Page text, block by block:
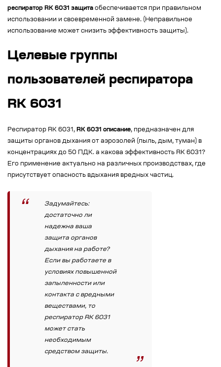
респиратор RK 6031 защита обеспечивается при правильном
использовании и своевременной замене. (Неправильное
использование может снизить эффективность защиты).
Целевые группы
пользователей респиратора
RK 6031
Респиратор RK 6031, RK 6031 описание, предназначен для
защиты органов дыхания от аэрозолей (пыль, дым, туман) в
концентрациях до 50 ПДК. а какова эффективность RK 6031?
Его применение актуально на различных производствах, где
присутствует опасность вдыхания вредных частиц.
Задумайтесь:
достаточно ли
надежна ваша
защита органов
дыхания на работе?
Если вы работаете в
условиях повышенной
запыленности или
контакта с вредными
веществами, то
респиратор RK 6031
может стать
необходимым
средством защиты.